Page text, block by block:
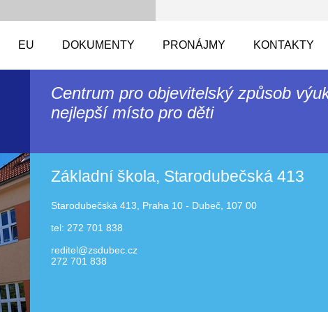
EU DOKUMENTY PRONÁJMY KONTAKTY
Centrum pro objevitelský způsob
nejlepší místo pro děti
Základní škola, Starodubečská 413
Starodubečská 413, Praha 10 - Dubeč, 107 00
tel: 272 701 838
reditel@zsdubec.cz
272 701 838